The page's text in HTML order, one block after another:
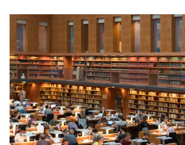
abo
genossenschaft
epaper login